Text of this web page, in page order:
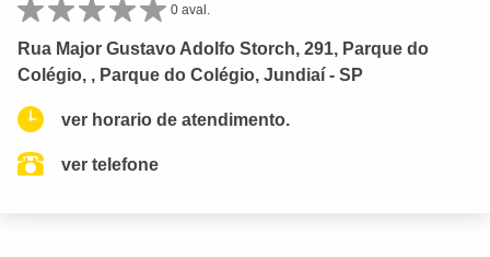
0 aval.
Rua Major Gustavo Adolfo Storch, 291, Parque do
Colégio, , Parque do Colégio, Jundiaí - SP
ver horario de atendimento.
ver telefone